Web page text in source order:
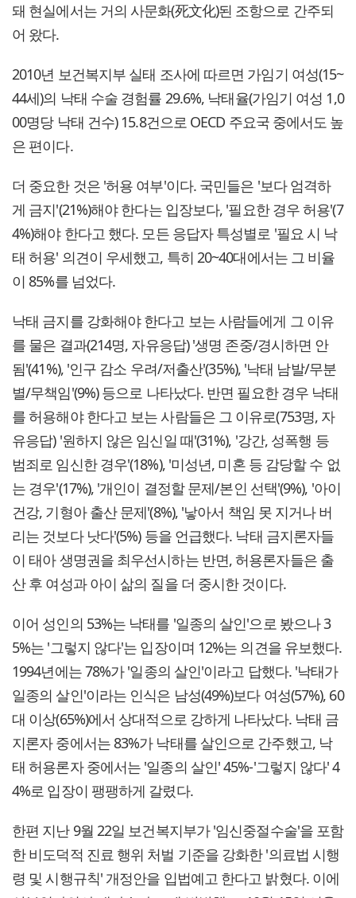
돼 현실에서는 거의 사문화(死文化)된 조항으로 간주되
어 왔다.
2010년 보건복지부 실태 조사에 따르면 가임기 여성(15~
44세)의 낙태 수술 경험률 29.6%, 낙태율(가임기 여성 1,0
00명당 낙태 건수) 15.8건으로 OECD 주요국 중에서도 높
은 편이다.
더 중요한 것은 '허용 여부'이다. 국민들은 '보다 엄격하
게 금지'(21%)해야 한다는 입장보다, '필요한 경우 허용'(7
4%)해야 한다고 했다. 모든 응답자 특성별로 '필요 시 낙
태 허용' 의견이 우세했고, 특히 20~40대에서는 그 비율
이 85%를 넘었다.
낙태 금지를 강화해야 한다고 보는 사람들에게 그 이유
를 물은 결과(214명, 자유응답) '생명 존중/경시하면 안
됨'(41%), '인구 감소 우려/저출산'(35%), '낙태 남발/무분
별/무책임'(9%) 등으로 나타났다. 반면 필요한 경우 낙태
를 허용해야 한다고 보는 사람들은 그 이유로(753명, 자
유응답) '원하지 않은 임신일 때'(31%), '강간, 성폭행 등
범죄로 임신한 경우'(18%), '미성년, 미혼 등 감당할 수 없
는 경우'(17%), '개인이 결정할 문제/본인 선택'(9%), '아이
건강, 기형아 출산 문제'(8%), '낳아서 책임 못 지거나 버
리는 것보다 낫다'(5%) 등을 언급했다. 낙태 금지론자들
이 태아 생명권을 최우선시하는 반면, 허용론자들은 출
산 후 여성과 아이 삶의 질을 더 중시한 것이다.
이어 성인의 53%는 낙태를 '일종의 살인'으로 봤으나 3
5%는 '그렇지 않다'는 입장이며 12%는 의견을 유보했다.
1994년에는 78%가 '일종의 살인'이라고 답했다. '낙태가
일종의 살인'이라는 인식은 남성(49%)보다 여성(57%), 60
대 이상(65%)에서 상대적으로 강하게 나타났다. 낙태 금
지론자 중에서는 83%가 낙태를 살인으로 간주했고, 낙
태 허용론자 중에서는 '일종의 살인' 45%-'그렇지 않다' 4
4%로 입장이 팽팽하게 갈렸다.
한편 지난 9월 22일 보건복지부가 '임신중절수술'을 포함
한 비도덕적 진료 행위 처벌 기준을 강화한 '의료법 시행
령 및 시행규칙' 개정안을 입법예고 한다고 밝혔다. 이에